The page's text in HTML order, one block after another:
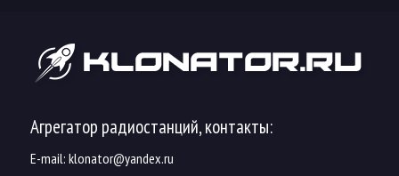
Агрегатор радиостанций, контакты:
E-mail: klonator@yandex.ru